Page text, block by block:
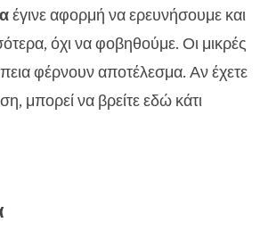
έγινε αφορμή να ερευνήσουμε και
όχι να φοβηθούμε. Οι μικρές
φέρνουν αποτέλεσμα. Αν έχετε
μπορεί να βρείτε εδώ κάτι